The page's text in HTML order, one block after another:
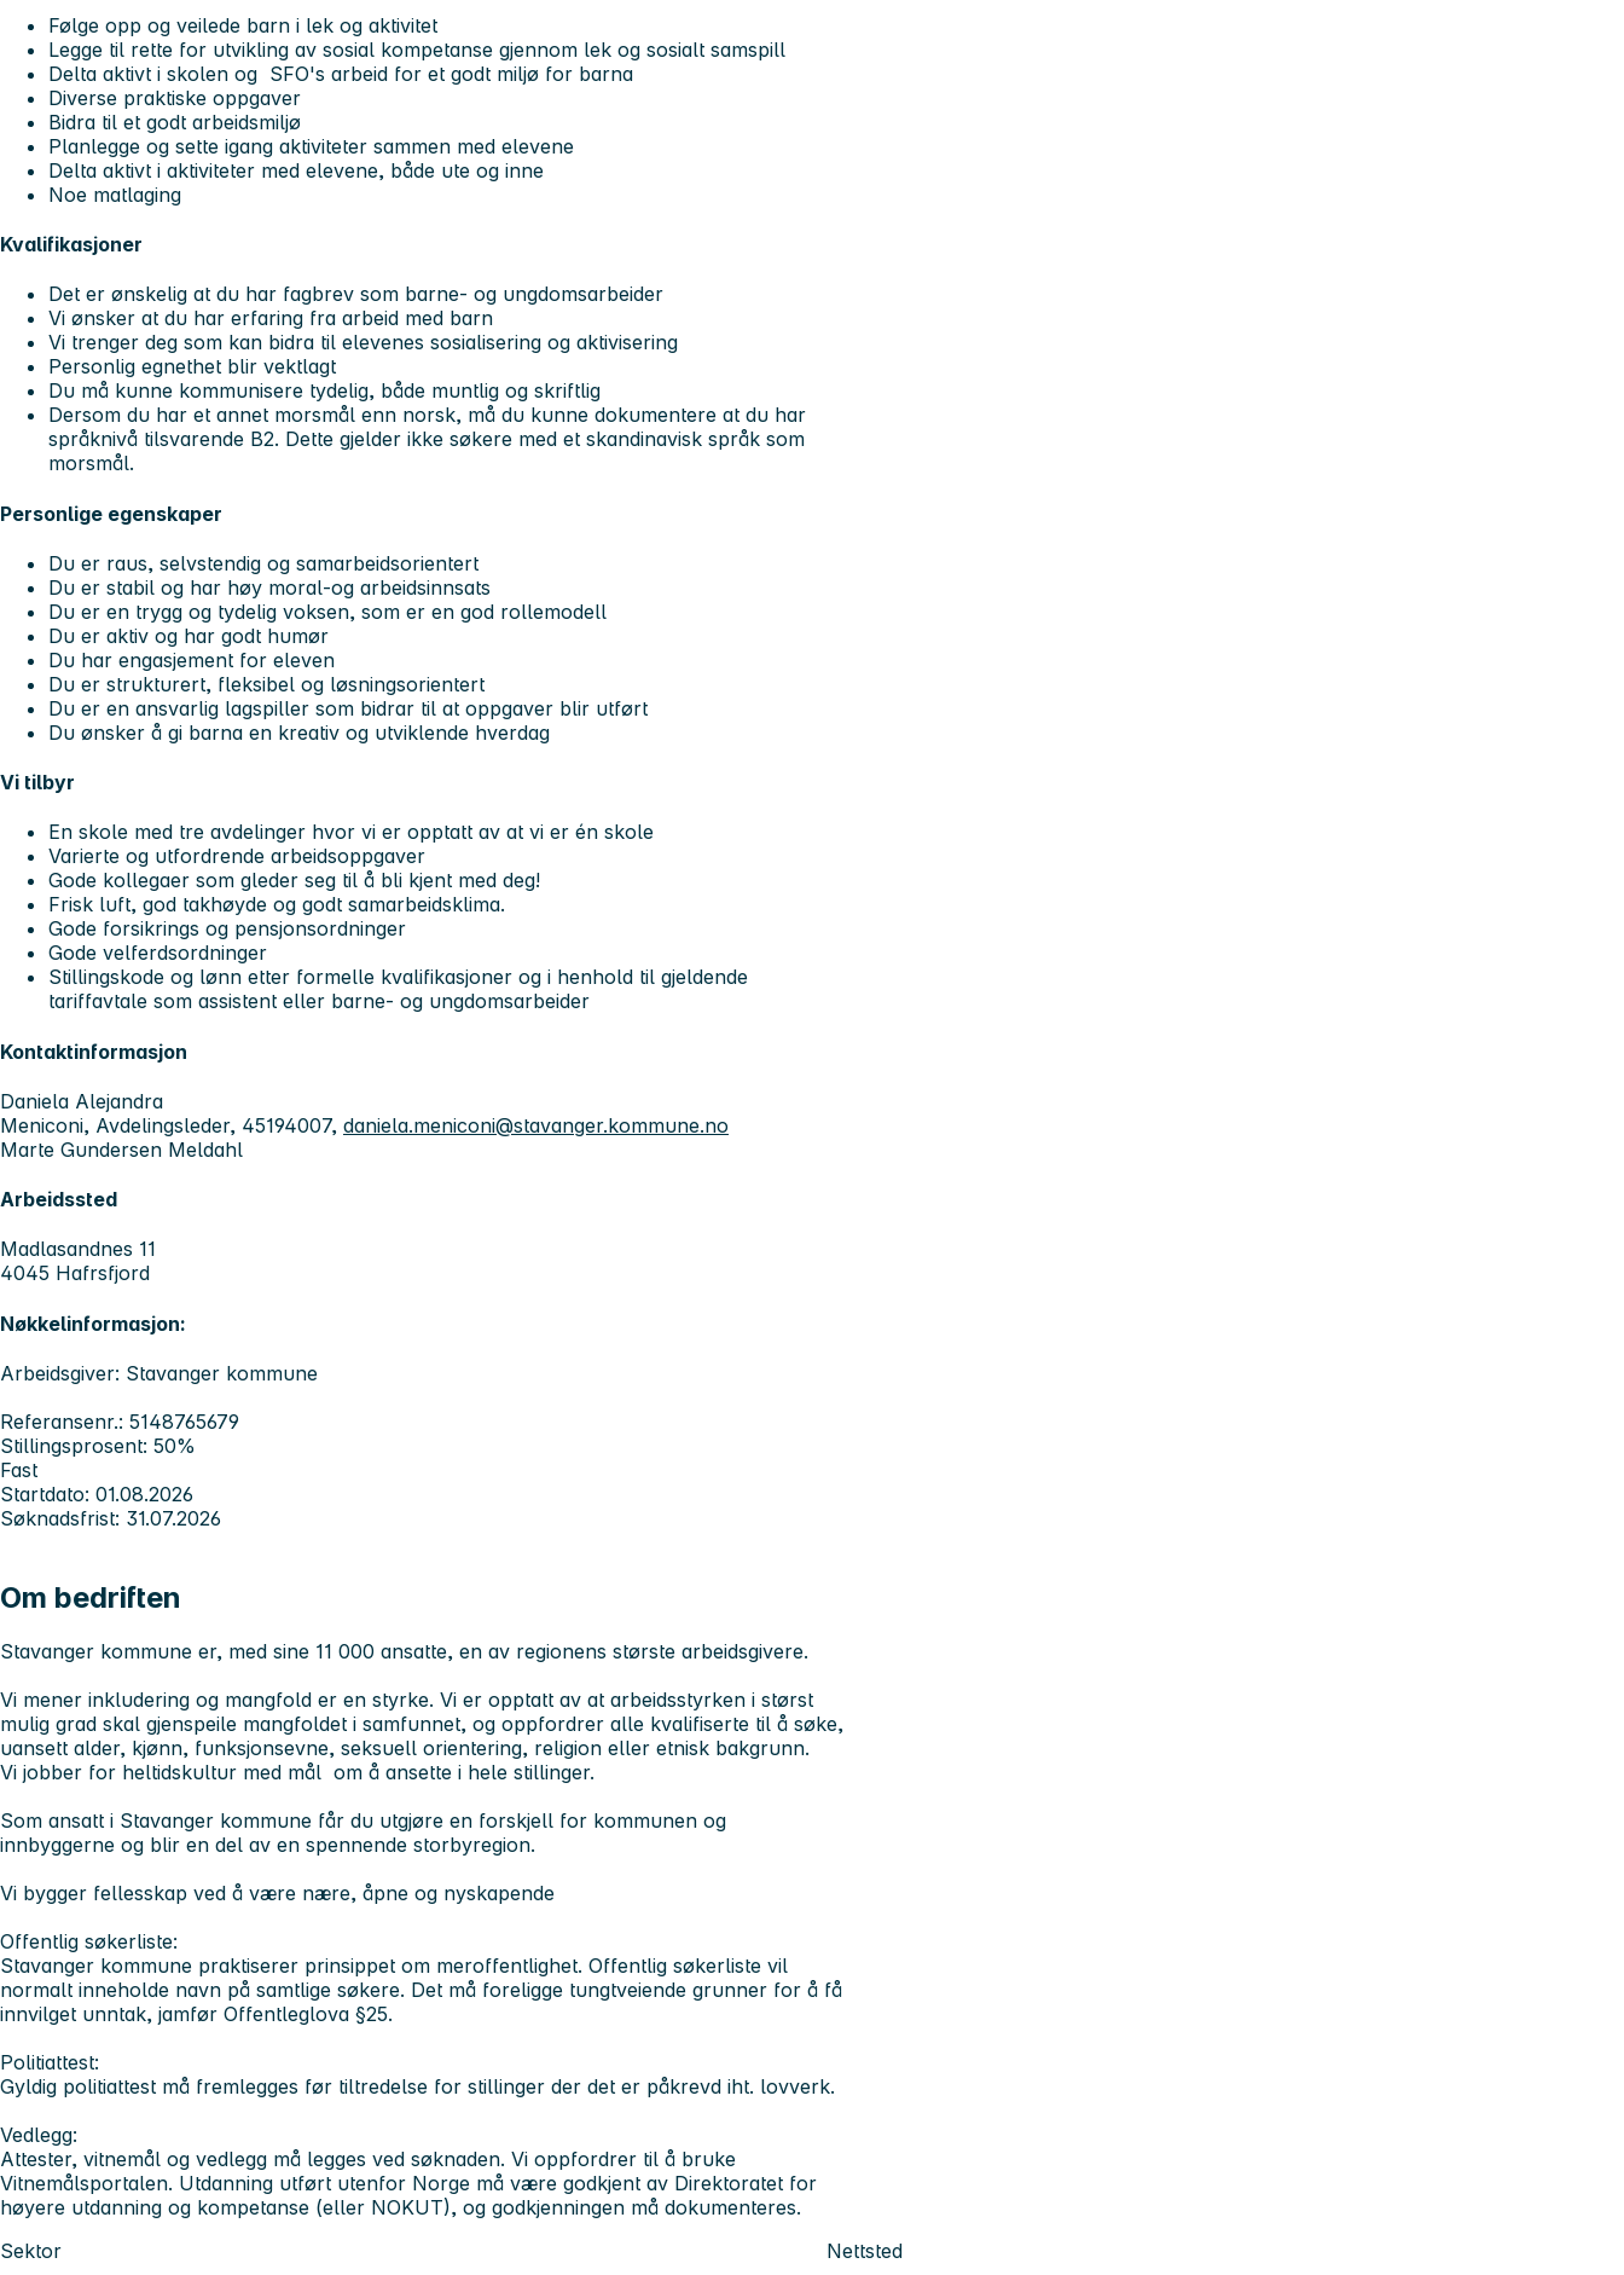
Følge opp og veilede barn i lek og aktivitet
Legge til rette for utvikling av sosial kompetanse gjennom lek og sosialt samspill
Delta aktivt i skolen og SFO's arbeid for et godt miljø for barna
Diverse praktiske oppgaver
Bidra til et godt arbeidsmiljø
Planlegge og sette igang aktiviteter sammen med elevene
Delta aktivt i aktiviteter med elevene, både ute og inne
Noe matlaging
Kvalifikasjoner
Det er ønskelig at du har fagbrev som barne- og ungdomsarbeider
Vi ønsker at du har erfaring fra arbeid med barn
Vi trenger deg som kan bidra til elevenes sosialisering og aktivisering
Personlig egnethet blir vektlagt
Du må kunne kommunisere tydelig, både muntlig og skriftlig
Dersom du har et annet morsmål enn norsk, må du kunne dokumentere at du har
språknivå tilsvarende B2. Dette gjelder ikke søkere med et skandinavisk språk som
morsmål.
Personlige egenskaper
Du er raus, selvstendig og samarbeidsorientert
Du er stabil og har høy moral-og arbeidsinnsats
Du er en trygg og tydelig voksen, som er en god rollemodell
Du er aktiv og har godt humør
Du har engasjement for eleven
Du er strukturert, fleksibel og løsningsorientert
Du er en ansvarlig lagspiller som bidrar til at oppgaver blir utført
Du ønsker å gi barna en kreativ og utviklende hverdag
Vi tilbyr
En skole med tre avdelinger hvor vi er opptatt av at vi er én skole
Varierte og utfordrende arbeidsoppgaver
Gode kollegaer som gleder seg til å bli kjent med deg!
Frisk luft, god takhøyde og godt samarbeidsklima.
Gode forsikrings og pensjonsordninger
Gode velferdsordninger
Stillingskode og lønn etter formelle kvalifikasjoner og i henhold til gjeldende
tariffavtale som assistent eller barne- og ungdomsarbeider
Kontaktinformasjon
Daniela Alejandra
Meniconi, Avdelingsleder, 45194007, daniela.meniconi@stavanger.kommune.no
Marte Gundersen Meldahl
Arbeidssted
Madlasandnes 11
4045 Hafrsfjord
Nøkkelinformasjon:
Arbeidsgiver: Stavanger kommune
Referansenr.: 5148765679
Stillingsprosent: 50%
Fast
Startdato: 01.08.2026
Søknadsfrist: 31.07.2026
Om bedriften
Stavanger kommune er, med sine 11 000 ansatte, en av regionens største arbeidsgivere.
Vi mener inkludering og mangfold er en styrke. Vi er opptatt av at arbeidsstyrken i størst
mulig grad skal gjenspeile mangfoldet i samfunnet, og oppfordrer alle kvalifiserte til å søke,
uansett alder, kjønn, funksjonsevne, seksuell orientering, religion eller etnisk bakgrunn.
Vi jobber for heltidskultur med mål om å ansette i hele stillinger.
Som ansatt i Stavanger kommune får du utgjøre en forskjell for kommunen og
innbyggerne og blir en del av en spennende storbyregion.
Vi bygger fellesskap ved å være nære, åpne og nyskapende
Offentlig søkerliste:
Stavanger kommune praktiserer prinsippet om meroffentlighet. Offentlig søkerliste vil
normalt inneholde navn på samtlige søkere. Det må foreligge tungtveiende grunner for å få
innvilget unntak, jamfør Offentleglova §25.
Politiattest:
Gyldig politiattest må fremlegges før tiltredelse for stillinger der det er påkrevd iht. lovverk.
Vedlegg:
Attester, vitnemål og vedlegg må legges ved søknaden. Vi oppfordrer til å bruke
Vitnemålsportalen. Utdanning utført utenfor Norge må være godkjent av Direktoratet for
høyere utdanning og kompetanse (eller NOKUT), og godkjenningen må dokumenteres.
Sektor
Nettsted